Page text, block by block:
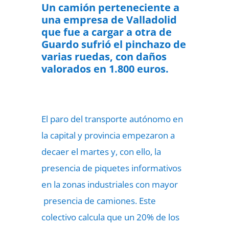
Un camión perteneciente a
una empresa de Valladolid
que fue a cargar a otra de
Guardo sufrió el pinchazo de
varias ruedas, con daños
valorados en 1.800 euros.
El paro del transporte autónomo en
la capital y provincia empezaron a
decaer el martes y, con ello, la
presencia de piquetes informativos
en la zonas industriales con mayor
presencia de camiones. Este
colectivo calcula que un 20% de los